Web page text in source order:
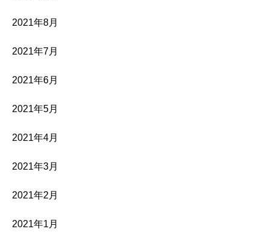
2021年8月
2021年7月
2021年6月
2021年5月
2021年4月
2021年3月
2021年2月
2021年1月